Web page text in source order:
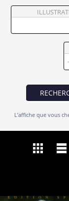
Vendre
L’affiche que vous